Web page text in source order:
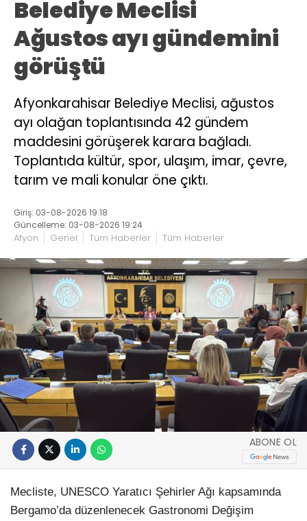
Belediye Meclisi
Ağustos ayı gündemini
görüştü
Afyonkarahisar Belediye Meclisi, ağustos
ayı olağan toplantısında 42 gündem
maddesini görüşerek karara bağladı.
Toplantıda kültür, spor, ulaşım, imar, çevre,
tarım ve mali konular öne çıktı.
Giriş: 03-08-2026 19:18
Güncelleme: 03-08-2026 19:24
Afyon Genel Tüm Haberler Tüm Haberler
ABONE OL
Mecliste, UNESCO Yaratıcı Şehirler Ağı kapsamında
Bergamo’da düzenlenecek Gastronomi Değişim